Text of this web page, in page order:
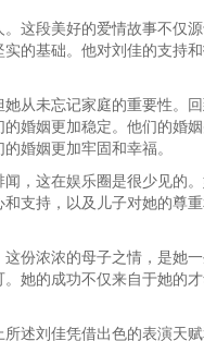
这段美好的爱情故事不仅
的基础。他对刘佳的支持
从未忘记家庭的重要性。
婚姻更加稳定。他们的婚
婚姻更加牢固和幸福。
，这在娱乐圈是很少见的
支持，以及儿子对她的尊
份浓浓的母子之情，是她
她的成功不仅来自于她的
述刘佳凭借出色的表演天